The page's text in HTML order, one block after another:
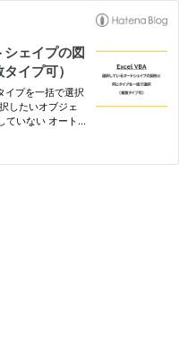
シェイプの図
イプ可）
イプを一括で選択
したいオブジェ
ていない オート
提 VBAで選択